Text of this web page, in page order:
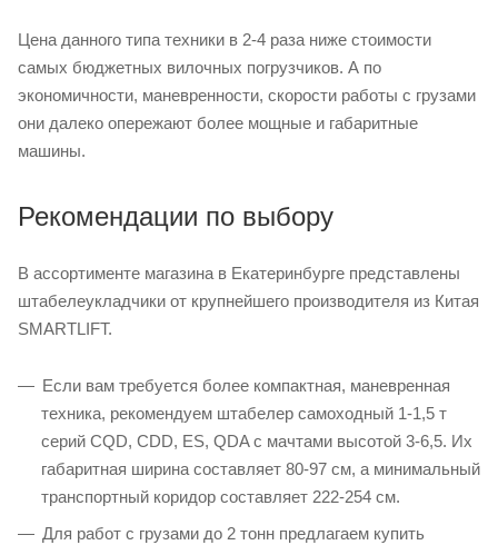
Цена данного типа техники в 2-4 раза ниже стоимости
самых бюджетных вилочных погрузчиков. А по
экономичности, маневренности, скорости работы с грузами
они далеко опережают более мощные и габаритные
машины.
Рекомендации по выбору
В ассортименте магазина в Екатеринбурге представлены
штабелеукладчики от крупнейшего производителя из Китая
SMARTLIFT.
Если вам требуется более компактная, маневренная
техника, рекомендуем штабелер самоходный 1-1,5 т
серий CQD, CDD, ES, QDA с мачтами высотой 3-6,5. Их
габаритная ширина составляет 80-97 см, а минимальный
транспортный коридор составляет 222-254 см.
Для работ с грузами до 2 тонн предлагаем купить